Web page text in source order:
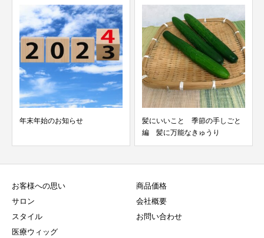
年末年始のお知らせ
髪にいいこと 季節の手しごと
編 髪に万能なきゅうり
お客様への思い
サロン
スタイル
医療ウィッグ
商品価格
会社概要
お問い合わせ